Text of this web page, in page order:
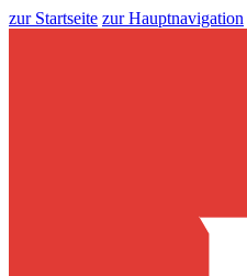
zur Startseite zur Hauptnavigation